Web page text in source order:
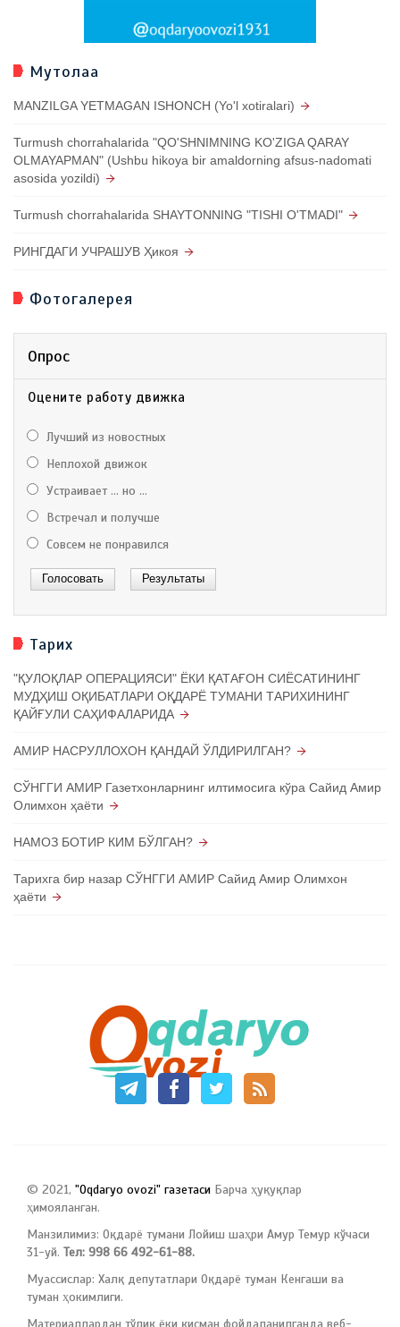
Мутолаа
MANZILGA YETMAGAN ISHONCH (Yo'l xotiralari)
Turmush chorrahalarida "QO'SHNIMNING KO'ZIGA QARAY
OLMAYAPMAN" (Ushbu hikoya bir amaldorning afsus-nadomati
asosida yozildi)
Turmush chorrahalarida SHAYTONNING "TISHI O'TMADI"
РИНГДАГИ УЧРАШУВ Ҳикоя
Фотогалерея
Опрос
Оцените работу движка
Лучший из новостных
Неплохой движок
Устраивает ... но ...
Встречал и получше
Совсем не понравился
Тарих
"ҚУЛОҚЛАР ОПЕРАЦИЯСИ" ЁКИ ҚАТАҒОН СИЁСАТИНИНГ
МУДҲИШ ОҚИБАТЛАРИ ОҚДАРЁ ТУМАНИ ТАРИХИНИНГ
ҚАЙҒУЛИ САҲИФАЛАРИДА
АМИР НАСРУЛЛОХОН ҚАНДАЙ ЎЛДИРИЛГАН?
СЎНГГИ АМИР Газетхонларнинг илтимосига кўра Сайид Амир
Олимхон ҳаёти
НАМОЗ БОТИР КИМ БЎЛГАН?
Тарихга бир назар СЎНГГИ АМИР Сайид Амир Олимхон
ҳаёти
© 2021, "Oqdaryo ovozi" газетаси Барча ҳуқуқлар
ҳимояланган.
Манзилимиз: Оқдарё тумани Лойиш шаҳри Амур Темур кўчаси
31-уй. Тел: 998 66 492-61-88.
Муассислар: Халқ депутатлари Оқдарё туман Кенгаши ва
туман ҳокимлиги.